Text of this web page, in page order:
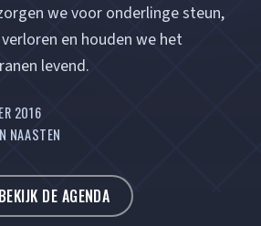
we voor onderlinge steun,
en houden we het
levend.
2016
NAASTEN
BEKIJK DE AGENDA